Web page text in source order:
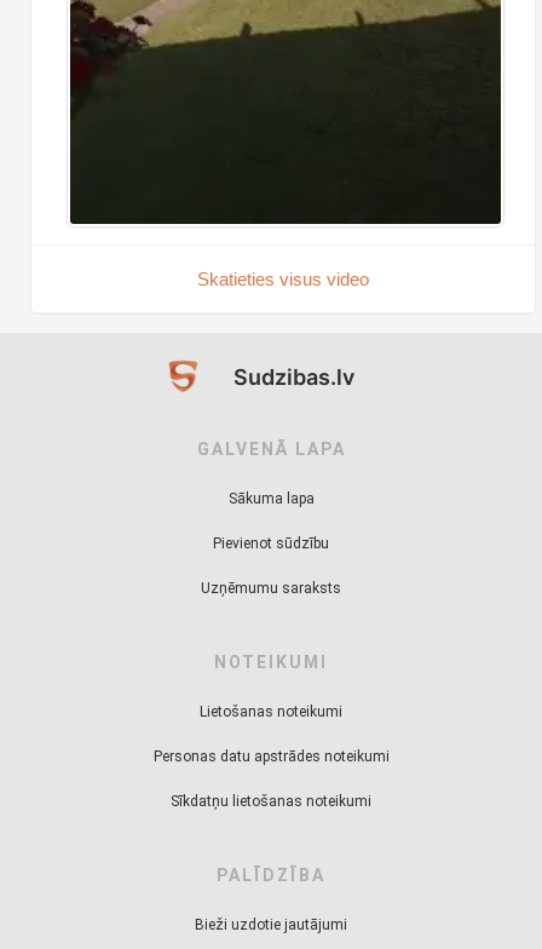
Skatieties visus video
Sudzibas.lv
GALVENĀ LAPA
Sākuma lapa
Pievienot sūdzību
Uzņēmumu saraksts
NOTEIKUMI
Lietošanas noteikumi
Personas datu apstrādes noteikumi
Sīkdatņu lietošanas noteikumi
PALĪDZĪBA
Bieži uzdotie jautājumi